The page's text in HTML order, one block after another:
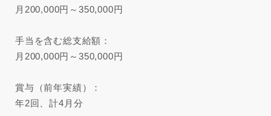
月200,000円～350,000円
手当を含む総支給額：
月200,000円～350,000円
賞与（前年実績）：
年2回、計4月分